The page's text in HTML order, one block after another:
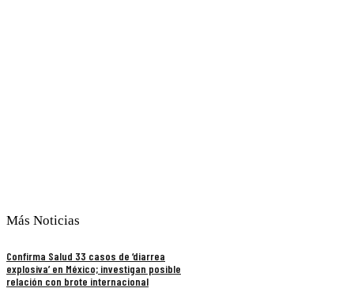
Más Noticias
Confirma Salud 33 casos de ‘diarrea
explosiva’ en México; investigan posible
relación con brote internacional